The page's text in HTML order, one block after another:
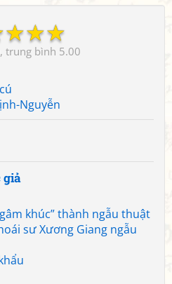
☆
☆
☆
5.00
Nguyễn
giả
khúc” thành ngẫu thuật
sư Xương Giang ngẫu